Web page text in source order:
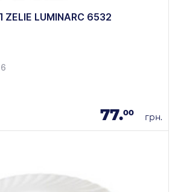
LUMINARC 6532
77.00 грн.